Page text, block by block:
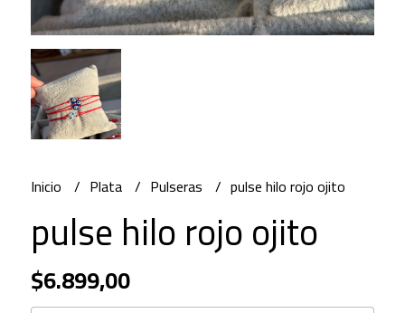
Inicio Plata Pulseras pulse hilo rojo ojito
pulse hilo rojo ojito
$6.899,00